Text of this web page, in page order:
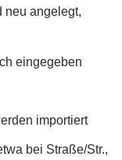
neu angelegt,
eingegeben
importiert
bei Straße/Str.,